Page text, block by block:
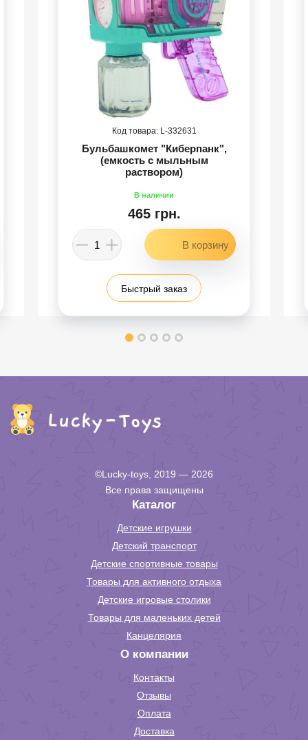
332631
Бульбашкомет "Киберпанк",
(емкость с мыльным
раствором)
465 грн.
Быстрый заказ
©Lucky-toys, 2019 — 2026
Все права защищены
Каталог
Детские игрушки
Детский транспорт
Детские спортивные товары
Товары для активного отдыха
Детские игровые столики
Товары для маленьких детей
Канцелярия
О компании
Контакты
Отзывы
Оплата
Доставка